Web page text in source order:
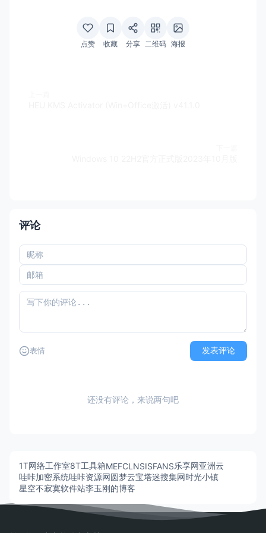
点赞 收藏 分享 二维码 海报
评论
表情 发表评论
还没有评论，来说两句吧
1T网络工作室8T工具箱MEFCL NSISFANS乐享网亚洲云
哇咔加密系统哇咔资源网圆梦云宝塔迷搜集网时光小镇
星空不寂寞软件站李玉刚的博客